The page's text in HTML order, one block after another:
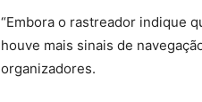
“Embora o rastreador indique
houve mais sinais de
organizadores.